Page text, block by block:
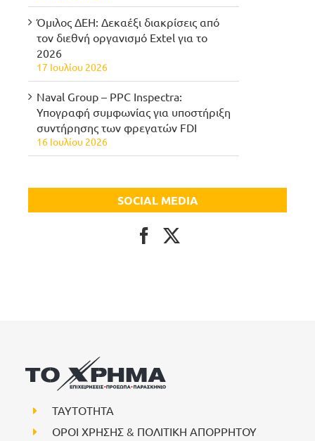
Όμιλος ΔΕΗ: Δεκαέξι διακρίσεις από
τον διεθνή οργανισμό Extel για το
2026
17 Ιουλίου 2026
Naval Group – PPC Inspectra:
Υπογραφή συμφωνίας για υποστήριξη
συντήρησης των φρεγατών FDI
16 Ιουλίου 2026
SOCIAL MEDIA
ΤΑΥΤΟΤΗΤΑ
ΟΡΟΙ ΧΡΗΣΗΣ & ΠΟΛΙΤΙΚΗ ΑΠΟΡΡΗΤΟΥ